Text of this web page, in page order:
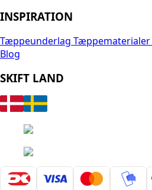
INSPIRATION
Tæppeunderlag Tæppematerialer
Blog
SKIFT LAND